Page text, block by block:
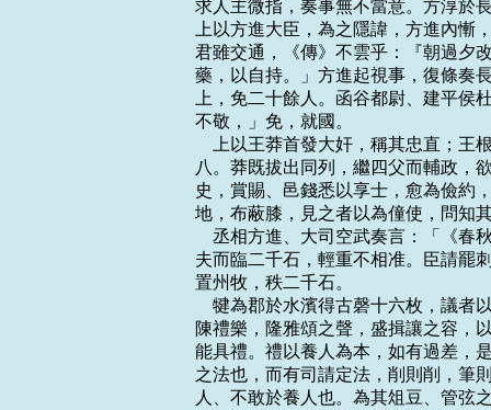
求人主微指，奏事無不當意。方淳於
上以方進大臣，為之隱諱，方進內慚
君雖交通，《傳》不雲乎：『朝過夕
藥，以自持。」方進起視事，復條奏
上，免二十餘人。函谷都尉、建平侯
不敬，」免，就國。
上以王莽首發大奸，稱其忠直；
八。莽既拔出同列，繼四父而輔政，
史，賞賜、邑錢悉以享士，愈為儉約
地，布蔽膝，見之者以為僮使，問知
丞相方進、大司空武奏言：「《
夫而臨二千石，輕重不相准。臣請罷
置州牧，秩二千石。
犍為郡於水濱得古磬十六枚，議
陳禮樂，隆雅頌之聲，盛揖讓之容，
能具禮。禮以養人為本，如有過差，
之法也，而有司請定法，削則削，筆
人、不敢於養人也。為其俎豆、管弦